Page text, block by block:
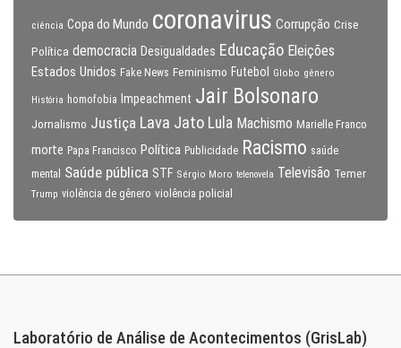
ciência Copa do Mundo coronavirus Corrupção Crise
Política democracia Desigualdades Educação Eleições
Estados Unidos Fake News Feminismo Futebol Globo gênero
História homofobia Impeachment Jair Bolsonaro
Jornalismo Justiça Lava Jato Lula Machismo Marielle Franco
morte Papa Francisco Política Publicidade Racismo saúde
mental
Saúde pública STF Sérgio Moro telenovela Televisão Temer
Trump violência de gênero violência policial
Laboratório de Análise de Acontecimentos (GrisLab)